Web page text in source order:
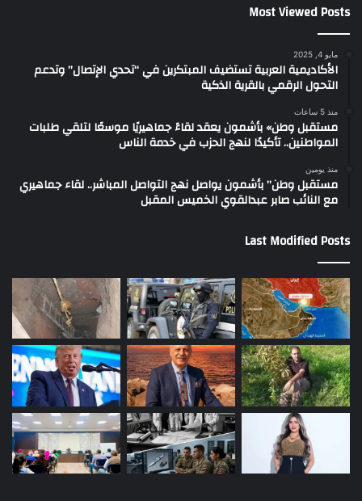
Most Viewed Posts
مايو 4, 2025
الأكاديمية العربية تستضيف المبتكرين في “تحدي الإتصال” وتدعم
التحول الرقمي بالقرية الذكية
منذ 5 ساعات
مستقبل وطن» بأشمون يعقد لقاءً جماهيريًا موسعًا لتلقي طلبات
المواطنين.. تأكيدًا لنهج الحزب في خدمة الناس
منذ يومين
مستقبل وطن” بأشمون يواصل نهج التواصل المباشر.. لقاء جماهيري
مع النائب صابر عبدالقوي الخميس المقبل
Last Modified Posts